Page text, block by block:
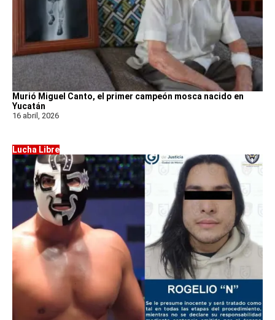
Murió Miguel Canto, el primer campeón mosca nacido en
Yucatán
16 abril, 2026
Lucha Libre